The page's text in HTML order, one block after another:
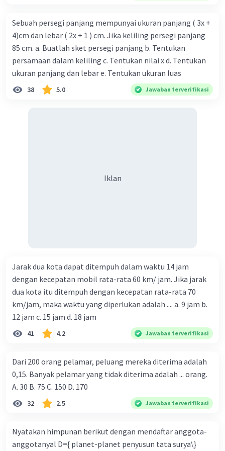
Sebuah persegi panjang mempunyai ukuran panjang ( 3x +
4)cm dan lebar ( 2x + 1 ) cm. Jika keliling persegi panjang
85 cm. a. Buatlah sket persegi panjang b. Tentukan
persamaan dalam keliling c. Tentukan nilai x d. Tentukan
ukuran panjang dan lebar e. Tentukan ukuran luas
38 5.0 Jawaban terverifikasi
Iklan
Jarak dua kota dapat ditempuh dalam waktu 14 jam
dengan kecepatan mobil rata-rata 60 km/ jam. Jika jarak
dua kota itu ditempuh dengan kecepatan rata-rata 70
km/jam, maka waktu yang diperlukan adalah .... a. 9 jam b.
12 jam c. 15 jam d. 18 jam
41 4.2 Jawaban terverifikasi
Dari 200 orang pelamar, peluang mereka diterima adalah
0,15. Banyak pelamar yang tidak diterima adalah ... orang.
A. 30 B. 75 C. 150 D. 170
32 2.5 Jawaban terverifikasi
Nyatakan himpunan berikut dengan mendaftar anggota-
anggotanyal D={ planet-planet penyusun tata surya\}